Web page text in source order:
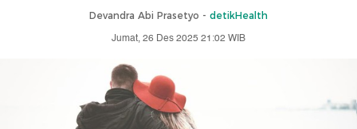
Devandra Abi Prasetyo - detikHealth
Jumat, 26 Des 2025 21:02 WIB